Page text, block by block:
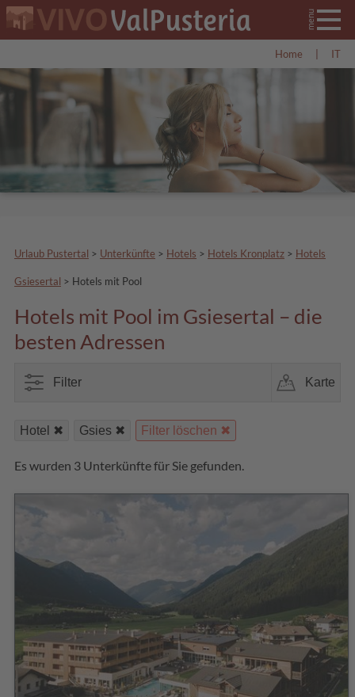
Home IT
Urlaub Pustertal > Unterkünfte > Hotels > Hotels Kronplatz > Hotels
Gsiesertal > Hotels mit Pool
Hotels mit Pool im Gsiesertal – die
besten Adressen
Filter Karte
Hotel Gsies Filter löschen
Es wurden 3 Unterkünfte für Sie gefunden.